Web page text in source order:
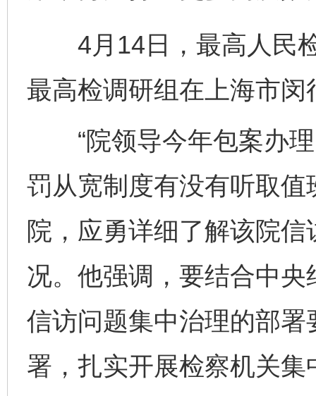
4月14日，最高人民检
最高检调研组在上海市
“院领导今年包案办理
罚从宽制度有没有听取值
院，应勇详细了解该院
况。他强调，要结合中
信访问题集中治理的部
署，扎实开展检察机关